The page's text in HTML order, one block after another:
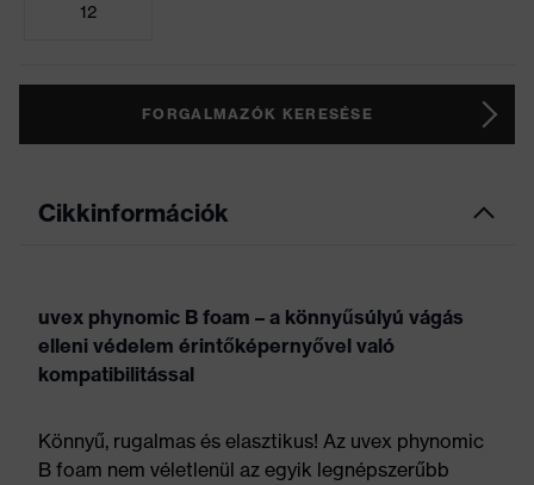
12
FORGALMAZÓK KERESÉSE
Cikkinformációk
uvex phynomic B foam – a könnyűsúlyú vágás
elleni védelem érintőképernyővel való
kompatibilitással
Könnyű, rugalmas és elasztikus! Az uvex phynomic
B foam nem véletlenül az egyik legnépszerűbb